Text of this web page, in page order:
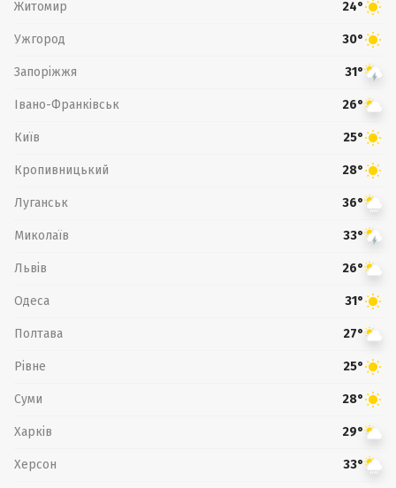
Житомир 24°
Ужгород 30°
Запоріжжя 31°
Івано-Франківськ 26°
Київ 25°
Кропивницький 28°
Луганськ 36°
Миколаїв 33°
Львів 26°
Одеса 31°
Полтава 27°
Рівне 25°
Суми 28°
Харків 29°
Херсон 33°